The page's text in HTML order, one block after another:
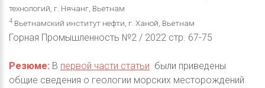
технологий, г. Нячанг, Вьетнам
4 Вьетнамский институт нефти, г. Ханой, Вьетнам
Горная Промышленность №2 / 2022 стр. 67-75
Резюме: В первой части статьи были приведены
общие сведения о геологии морских месторождений